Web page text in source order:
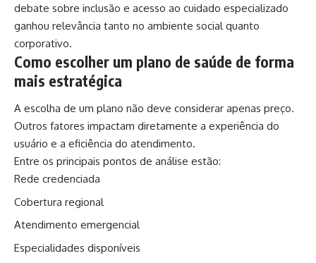
debate sobre inclusão e acesso ao cuidado especializado
ganhou relevância tanto no ambiente social quanto
corporativo.
Como escolher um plano de saúde de forma
mais estratégica
A escolha de um plano não deve considerar apenas preço.
Outros fatores impactam diretamente a experiência do
usuário e a eficiência do atendimento.
Entre os principais pontos de análise estão:
Rede credenciada
Cobertura regional
Atendimento emergencial
Especialidades disponíveis